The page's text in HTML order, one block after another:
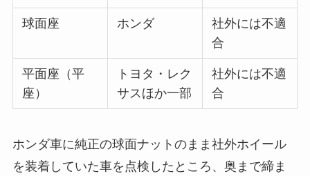
球面座 ホンダ
社外には不適
合
平面座（平
座）
トヨタ・レク
サスほか一部
社外には不適
合
ホンダ車に純正の球面ナットのまま社外ホイール
を装着していた車を点検したところ、奥まで締ま